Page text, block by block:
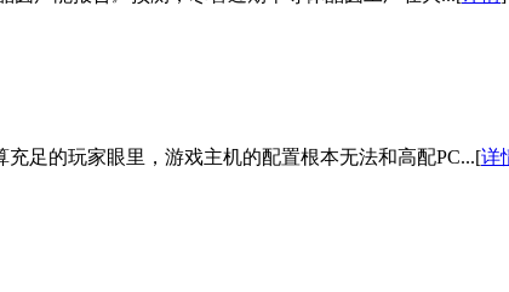
足的玩家眼里，游戏主机的配置根本无法和高配PC...[详